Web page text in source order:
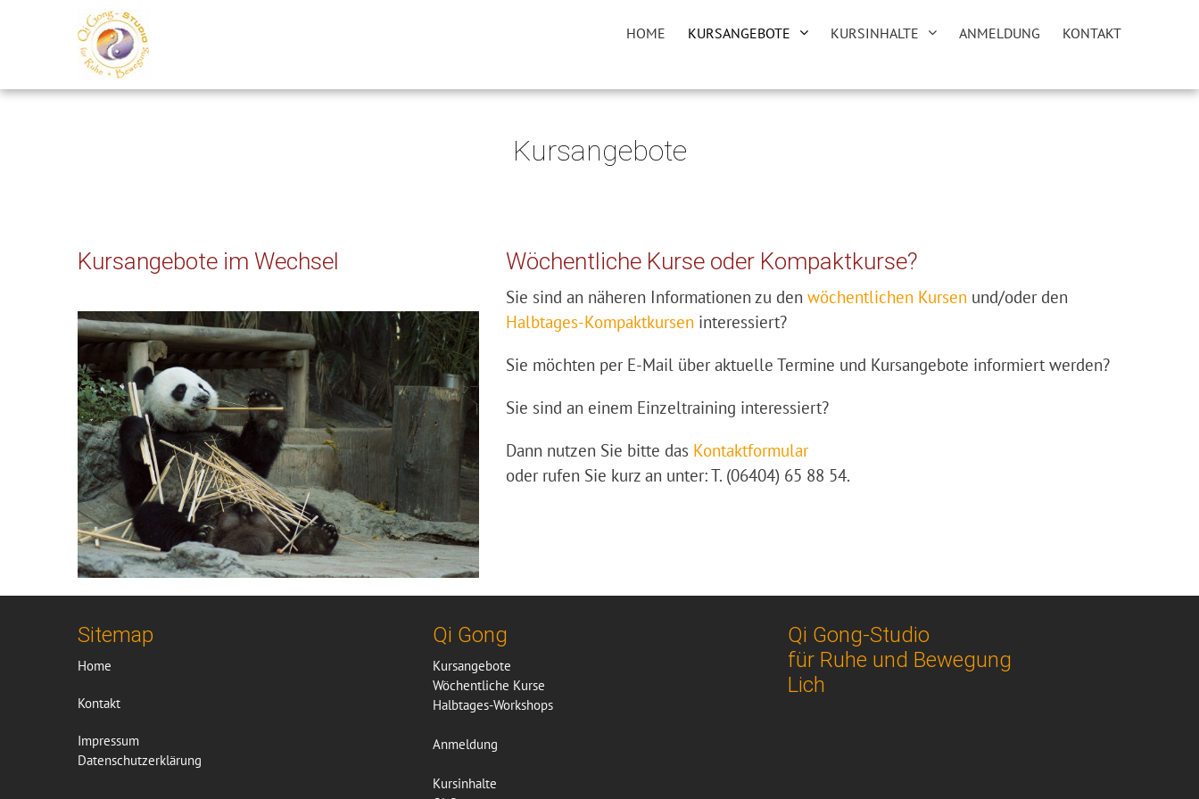
HOME KURSANGEBOTE KURSINHALTE ANMELDUNG KONTAKT
Kursangebote
Kursangebote im Wechsel Wöchentliche Kurse oder Kompaktkurse?
Sie sind an näheren Informationen zu den wöchentlichen Kursen und/oder den
Halbtages-Kompaktkursen interessiert?
Sie möchten per E-Mail über aktuelle Termine und Kursangebote informiert werden?
Sie sind an einem Einzeltraining interessiert?
Dann nutzen Sie bitte das Kontaktformular
oder rufen Sie kurz an unter: T. (06404) 65 88 54.
Sitemap
Home
Kontakt
Impressum
Datenschutzerklärung
Qi Gong
Kursangebote
Wöchentliche Kurse
Halbtages-Workshops
Anmeldung
Kursinhalte
Qi Gong-Studio
für Ruhe und Bewegung
Lich